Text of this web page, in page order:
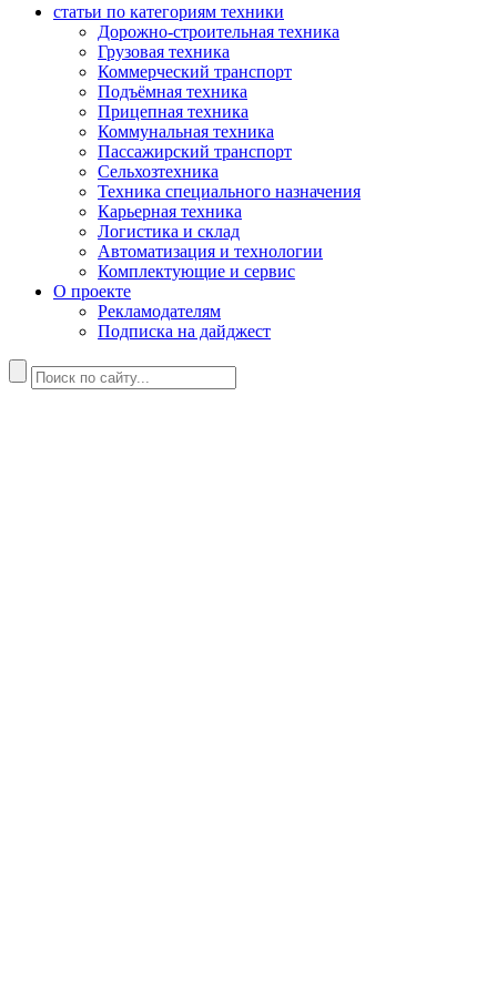
статьи по категориям техники
Дорожно-строительная техника
Грузовая техника
Коммерческий транспорт
Подъёмная техника
Прицепная техника
Коммунальная техника
Пассажирский транспорт
Сельхозтехника
Техника специального назначения
Карьерная техника
Логистика и склад
Автоматизация и технологии
Комплектующие и сервис
О проекте
Рекламодателям
Подписка на дайджест